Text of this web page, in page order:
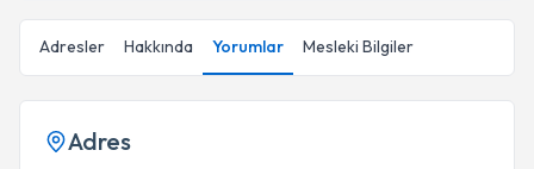
Adresler Hakkında Yorumlar Mesleki Bilgiler
Adres